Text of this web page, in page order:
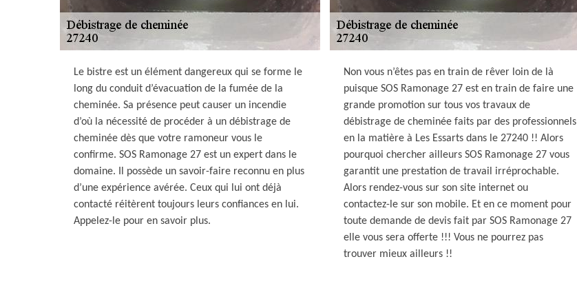
Le bistre est un élément dangereux qui se forme le
long du conduit d’évacuation de la fumée de la
cheminée. Sa présence peut causer un incendie
d’où la nécessité de procéder à un débistrage de
cheminée dès que votre ramoneur vous le
confirme. SOS Ramonage 27 est un expert dans le
domaine. Il possède un savoir-faire reconnu en plus
d’une expérience avérée. Ceux qui lui ont déjà
contacté réitèrent toujours leurs confiances en lui.
Appelez-le pour en savoir plus.
Non vous n’êtes pas en train de rêver loin de là
puisque SOS Ramonage 27 est en train de faire une
grande promotion sur tous vos travaux de
débistrage de cheminée faits par des professionnels
en la matière à Les Essarts dans le 27240 !! Alors
pourquoi chercher ailleurs SOS Ramonage 27 vous
garantit une prestation de travail irréprochable.
Alors rendez-vous sur son site internet ou
contactez-le sur son mobile. Et en ce moment pour
toute demande de devis fait par SOS Ramonage 27
elle vous sera offerte !!! Vous ne pourrez pas
trouver mieux ailleurs !!